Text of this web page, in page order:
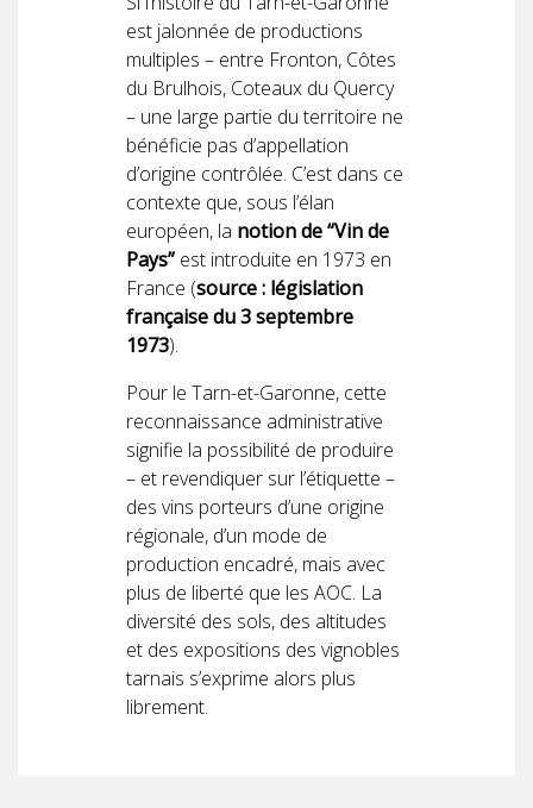
est jalonnée de productions
multiples – entre Fronton, Côtes
du Brulhois, Coteaux du Quercy
– une large partie du territoire ne
bénéficie pas d’appellation
d’origine contrôlée. C’est dans ce
contexte que, sous l’élan
européen, la notion de “Vin de
Pays” est introduite en 1973 en
France (source : législation
française du 3 septembre
1973).
Pour le Tarn-et-Garonne, cette
reconnaissance administrative
signifie la possibilité de produire
– et revendiquer sur l’étiquette –
des vins porteurs d’une origine
régionale, d’un mode de
production encadré, mais avec
plus de liberté que les AOC. La
diversité des sols, des altitudes
et des expositions des vignobles
tarnais s’exprime alors plus
librement.